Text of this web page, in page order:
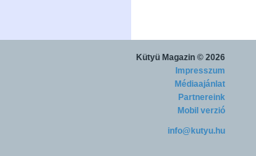
Kütyü Magazin © 2026
Impresszum
Médiaajánlat
Partnereink
Mobil verzió
info@kutyu.hu